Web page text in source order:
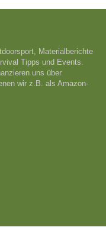
Materialberichte
Tipps und Events.
uns über
wir z.B. als Amazon-